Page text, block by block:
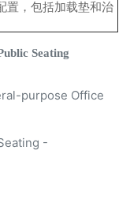
Seating
置，包括加载垫和治
purpose Office
-